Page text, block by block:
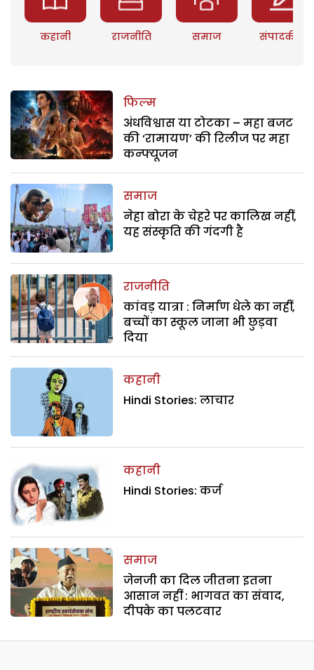
कहानी राजनीति समाज संपादकीय
फिल्म
अंधविश्वास या टोटका – महा बजट
की ‘रामायण’ की रिलीज पर महा
कन्फ्यूजन
समाज
नेहा बोरा के चेहरे पर कालिख नहीं,
यह संस्कृति की गंदगी है
राजनीति
कांवड़ यात्रा : निर्माण धेले का नहीं,
बच्चों का स्कूल जाना भी छुड़वा
दिया
कहानी
Hindi Stories: लाचार
कहानी
Hindi Stories: कर्ज
समाज
जेनजी का दिल जीतना इतना
आसान नहीं : भागवत का संवाद,
दीपके का पलटवार